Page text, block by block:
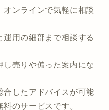
れなのか分からない
オンラインで気軽に相談